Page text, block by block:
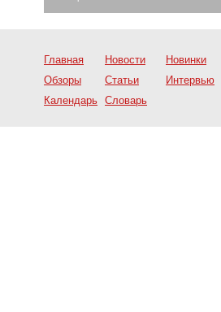
Главная Новости
Новинки
Обзоры
Статьи
Интервью
Календарь Словарь